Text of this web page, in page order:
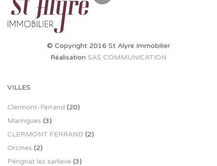
© Copyright 2016 St Alyre Immobilier
Réalisation SAS COMMUNICATION
VILLES
Clermont-Ferrand (20)
Maringues (3)
CLERMONT FERRAND (2)
Orcines (2)
Pérignat les sarlieve (3)